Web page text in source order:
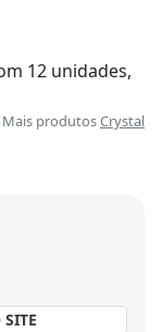
12 unidades,
Mais produtosCrystal